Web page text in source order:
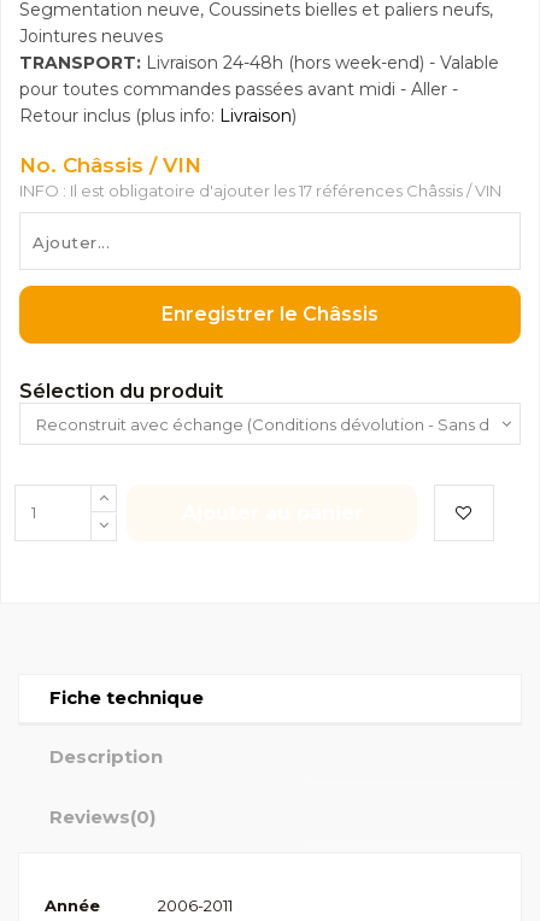
Segmentation neuve, Coussinets bielles et paliers neufs,
Jointures neuves
TRANSPORT: Livraison 24-48h (hors week-end) - Valable
pour toutes commandes passées avant midi - Aller -
Retour inclus (plus info: Livraison)
No. Châssis / VIN
INFO : Il est obligatoire d'ajouter les 17 références Châssis / VIN
Enregistrer le Châssis
Sélection du produit
Fiche technique
Description
Reviews(0)
Année 2006-2011